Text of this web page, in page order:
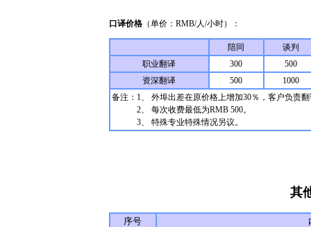
口译价格（单价：RMB/人/小时）：
陪同
谈判
职业翻译
300
500
资深翻译
500
1000
备注：1、 外埠出差在原价格上增加30％，客户负责
2、 每次收费最低为RMB 500。
3、 特殊专业特殊情况另议。
其
序号